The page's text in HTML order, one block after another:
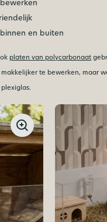
en buiten
platen van polycarbonaat
te bewerken, maar